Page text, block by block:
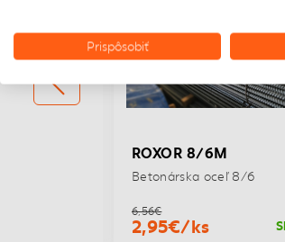
ROXOR 8/6M
Betonárska oceľ 8/6
2,95€/ks Skladom
Prispôsobiť